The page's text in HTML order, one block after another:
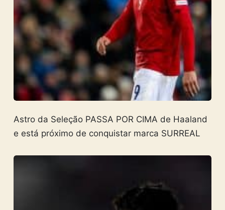
Astro da Seleção PASSA POR CIMA de Haaland
e está próximo de conquistar marca SURREAL